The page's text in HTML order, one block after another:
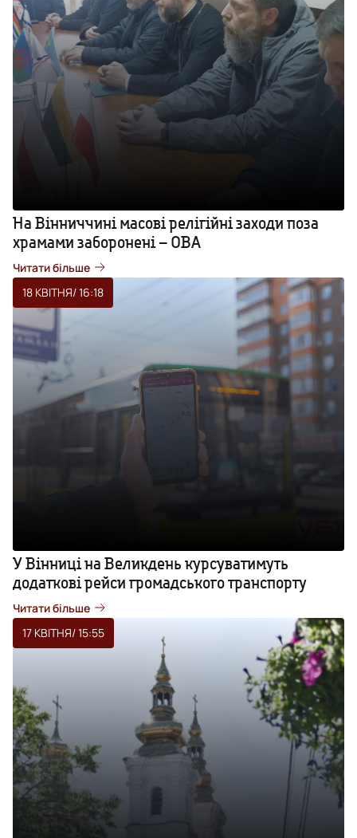
На Вінниччині масові релігійні заходи поза
храмами заборонені – ОВА
Читати більше
18 КВІТНЯ/ 16:18
У Вінниці на Великдень курсуватимуть
додаткові рейси громадського транспорту
Читати більше
17 КВІТНЯ/ 15:55